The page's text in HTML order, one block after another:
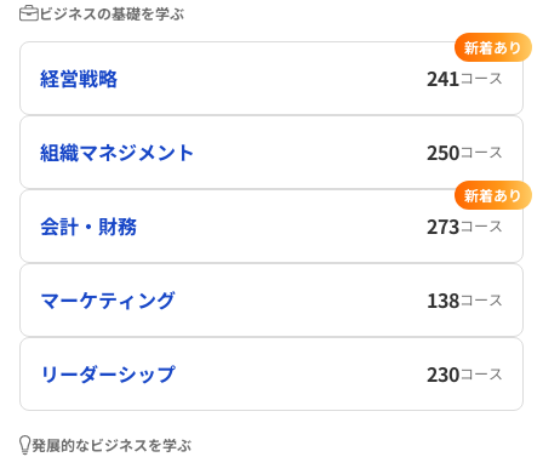
ビジネスの基礎を学ぶ
経営戦略 241コース
新着あり
組織マネジメント 250コース
会計・財務 273コース
新着あり
マーケティング 138コース
リーダーシップ 230コース
発展的なビジネスを学ぶ